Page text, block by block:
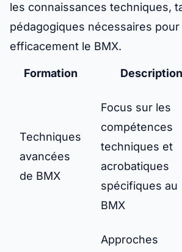
les connaissances techniques,
pédagogiques nécessaires
efficacement le BMX.
Formation Description
Techniques
avancées
de BMX
Focus sur les
compétences
techniques et
acrobatiques
spécifiques au
BMX
Approches